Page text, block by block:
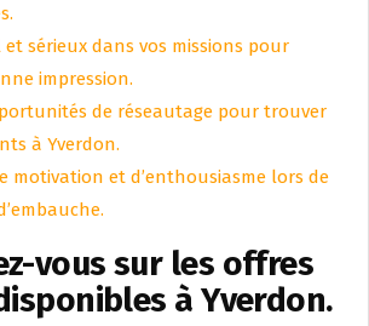
sérieux dans vos missions pour
impression.
de réseautage pour trouver
à Yverdon.
motivation et d’enthousiasme lors de
vous sur les offres
à Yverdon.